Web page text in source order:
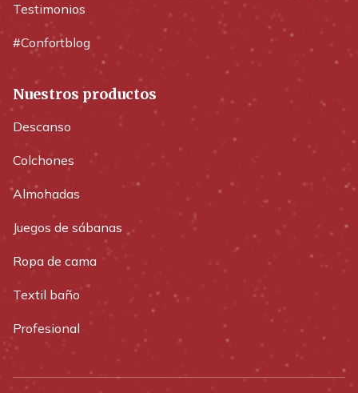
Testimonios
#Confortblog
Nuestros productos
Descanso
Colchones
Almohadas
Juegos de sábanas
Ropa de cama
Textil baño
Profesional